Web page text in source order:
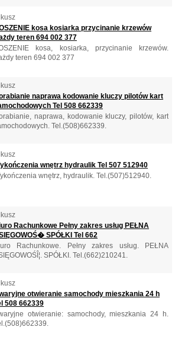
kosa kosiarka przycinanie krzewów
teren 694 002 377
kosa, kosiarka, przycinanie krzewów.
teren 694 002 377
naprawa kodowanie kluczy pilotów kart
Tel 508 662339
naprawa, kodowanie kluczy, pilotów, kart
Tel.(508)662339.
wnętrz hydraulik Tel 507 512940
wnętrz, hydraulik. Tel.(507)512940.
Rachunkowe Pełny zakres usług PEŁNA
SPÓŁKI Tel 662
Rachunkowe. Pełny zakres usług. PEŁNA
SPÓŁKI. Tel.(662)210241.
otwieranie samochody mieszkania 24 h
508 662339
otwieranie: samochody, mieszkania 24 h.